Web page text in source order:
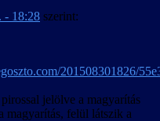
- 18:28 szerint:
201508301826/
jelölve a magyarítás
magyarítás, felül látszik a